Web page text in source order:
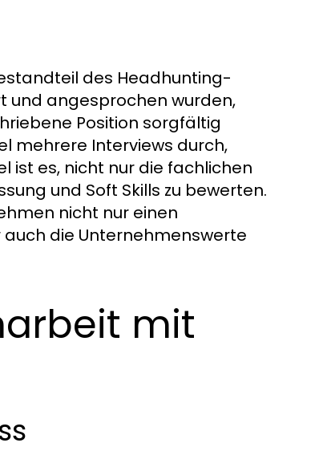
des Headhunting-
und angesprochen wurden,
Position sorgfältig
mehrere Interviews durch,
ist es, nicht nur die fachlichen
und Soft Skills zu bewerten.
nicht nur einen
die Unternehmenswerte
mit